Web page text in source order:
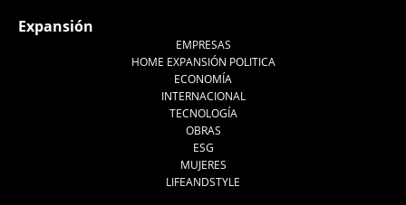
Expansión
EMPRESAS
HOME EXPANSIÓN POLITICA
ECONOMÍA
INTERNACIONAL
TECNOLOGÍA
OBRAS
ESG
MUJERES
LIFEANDSTYLE